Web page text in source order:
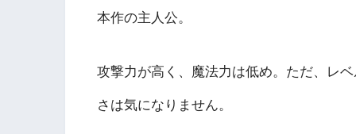
本作の主人公。
攻撃力が高く、魔法力は低め。ただ、レ
さは気になりません。